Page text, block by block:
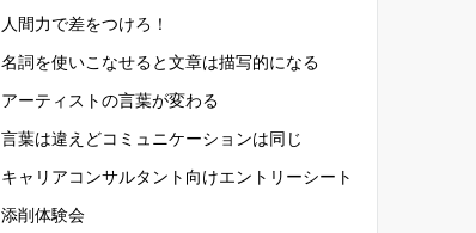
人間力で差をつけろ！
名詞を使いこなせると文章は描写的になる
アーティストの言葉が変わる
言葉は違えどコミュニケーションは同じ
キャリアコンサルタント向けエントリーシート
添削体験会